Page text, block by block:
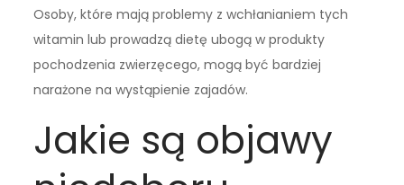
Osoby, które mają problemy z wchłanianiem tych
witamin lub prowadzą dietę ubogą w produkty
pochodzenia zwierzęcego, mogą być bardziej
narażone na wystąpienie zajadów.
Jakie są objawy